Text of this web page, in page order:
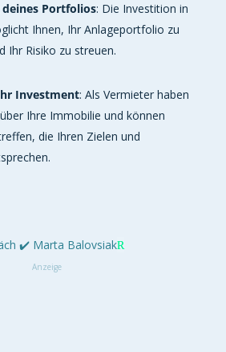
Portfolios: Die Investition in
Ihnen, Ihr Anlageportfolio zu
Ihr Risiko zu streuen.
Investment: Als Vermieter haben
Ihre Immobilie und können
die Ihren Zielen und
Anzeige